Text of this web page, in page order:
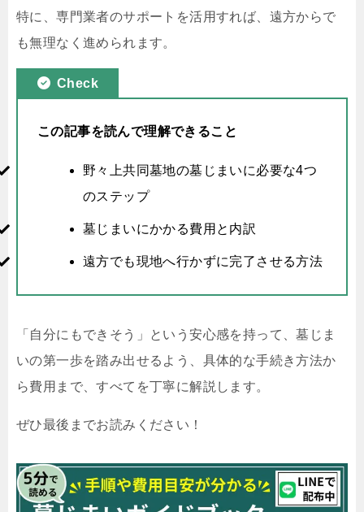
特に、専門業者のサポートを活用すれば、遠方からで
も無理なく進められます。
Check
この記事を読んで理解できること
野々上共同墓地の墓じまいに必要な4つ
のステップ
墓じまいにかかる費用と内訳
遠方でも現地へ行かずに完了させる方法
「自分にもできそう」という安心感を持って、墓じま
いの第一歩を踏み出せるよう、具体的な手続き方法か
ら費用まで、すべてを丁寧に解説します。
ぜひ最後までお読みください！